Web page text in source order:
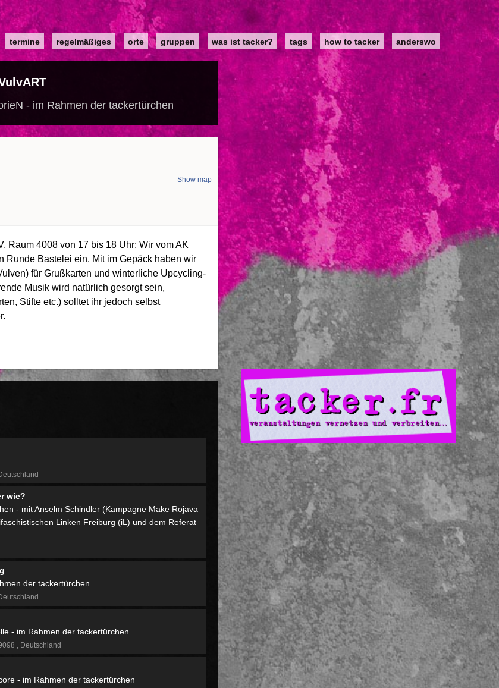
Main
navigation
termine regelmäßiges orte gruppen was ist tacker? tags how to tacker anderswo
- im Rahmen der tackertürchen
Show map
Raum 4008 von 17 bis 18 Uhr: Wir vom AK
Bastelei ein. Mit im Gepäck haben wir
für Grußkarten und winterliche Upcycling-
Musik wird natürlich gesorgt sein,
Stifte etc.) solltet ihr jedoch selbst
wie?
- mit Anselm Schindler (Kampagne Make Rojava
Linken Freiburg (iL) und dem Referat
der tackertürchen
- im Rahmen der tackertürchen
Deutschland
- im Rahmen der tackertürchen